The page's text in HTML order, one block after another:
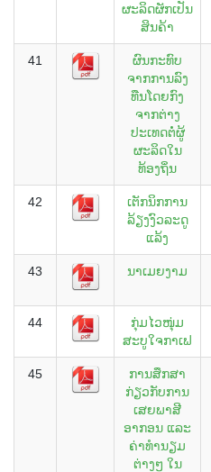
ຜະລິດຜັກເປັນ
ສິນຄ້າ
41
ຜົນກະທົບ
ຈາກການລົງ
ທືນໂດຍກົງ
ຈາກຕ່າງ
ປະເທດຕໍ່ຜູ້
ຜະລິດໃນ
ທ້ອງຖິ່ນ
42
ເຕັກນິກການ
ລ້ຽງງົວລະດູ
ແລ້ງ
43 ນາເມຍງາມ
44
ກຸ່ມໄວໜຸ່ມ
ສະບູໃຈກາເຟ
45
ການສຶກສາ
ກ່ຽວກັບການ
ເສຍພາສີ
ອາກອນ ແລະ
ຄ່າທໍານຽມ
ຕ່າງໆ ໃນ